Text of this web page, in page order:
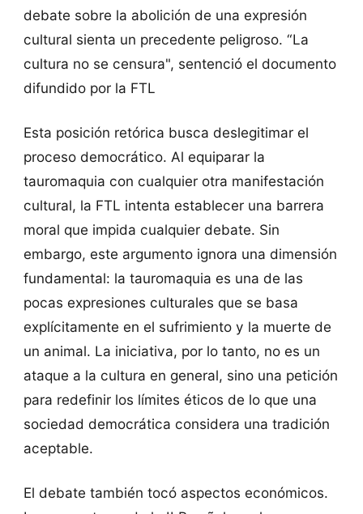
debate sobre la abolición de una expresión
cultural sienta un precedente peligroso. “La
cultura no se censura", sentenció el documento
difundido por la FTL
Esta posición retórica busca deslegitimar el
proceso democrático. Al equiparar la
tauromaquia con cualquier otra manifestación
cultural, la FTL intenta establecer una barrera
moral que impida cualquier debate. Sin
embargo, este argumento ignora una dimensión
fundamental: la tauromaquia es una de las
pocas expresiones culturales que se basa
explícitamente en el sufrimiento y la muerte de
un animal. La iniciativa, por lo tanto, no es un
ataque a la cultura en general, sino una petición
para redefinir los límites éticos de lo que una
sociedad democrática considera una tradición
aceptable.
El debate también tocó aspectos económicos.